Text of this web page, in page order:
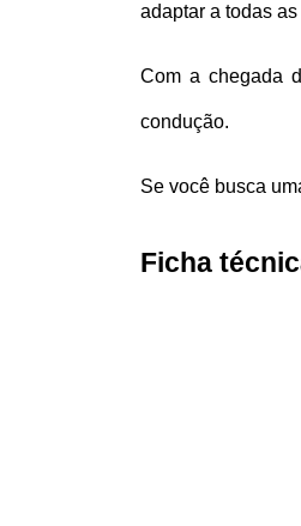
adaptar a todas
Com a chegada
condução.
Se você busca
Ficha